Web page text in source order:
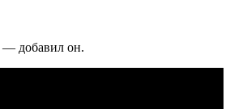
— добавил он.